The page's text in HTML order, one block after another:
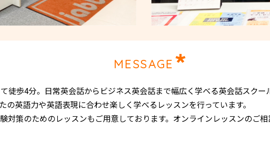
MESSAGE
徒歩4分。日常英会話からビジネス英会話まで幅広く学べる英会話スクー
英語力や英語表現に合わせ楽しく学べるレッスンを行っています。
対策のためのレッスンもご用意しております。オンラインレッスンのご